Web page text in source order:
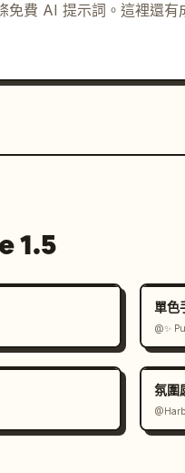
費 AI 提示詞。這裡還有
1.5
單色
@✨
氛圍